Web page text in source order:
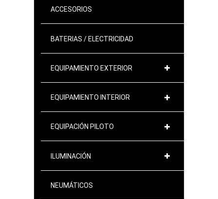
ACCESORIOS
BATERIAS / ELECTRICIDAD
EQUIPAMIENTO EXTERIOR
EQUIPAMIENTO INTERIOR
EQUIPACIÓN PILOTO
ILUMINACIÓN
NEUMÁTICOS